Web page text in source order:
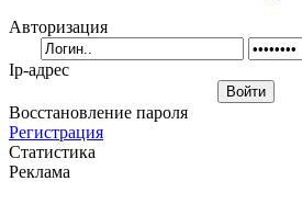
Авторизация
Ip-адрес
Восстановление пароля
Регистрация
Статистика
Реклама